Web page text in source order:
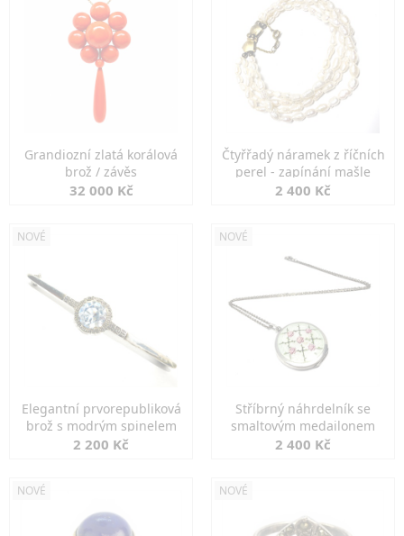
Grandiozní zlatá korálová
brož / závěs
32 000 Kč
Čtyřřadý náramek z říčních
perel - zapínání mašle
2 400 Kč
NOVÉ
Elegantní prvorepubliková
brož s modrým spinelem
2 200 Kč
NOVÉ
Stříbrný náhrdelník se
smaltovým medailonem
2 400 Kč
NOVÉ NOVÉ